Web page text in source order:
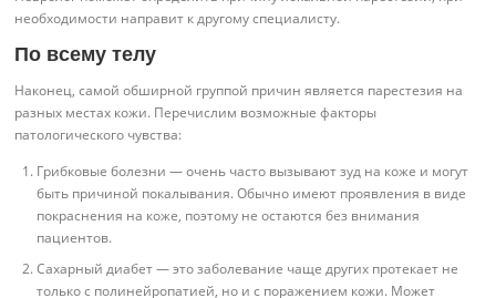
необходимости направит к другому специалисту.
По всему телу
Наконец, самой обширной группой причин является парестезия на
разных местах кожи. Перечислим возможные факторы
патологического чувства:
Грибковые болезни — очень часто вызывают зуд на коже и могут
быть причиной покалывания. Обычно имеют проявления в виде
покраснения на коже, поэтому не остаются без внимания
пациентов.
Сахарный диабет — это заболевание чаще других протекает не
только с полинейропатией, но и с поражением кожи. Может